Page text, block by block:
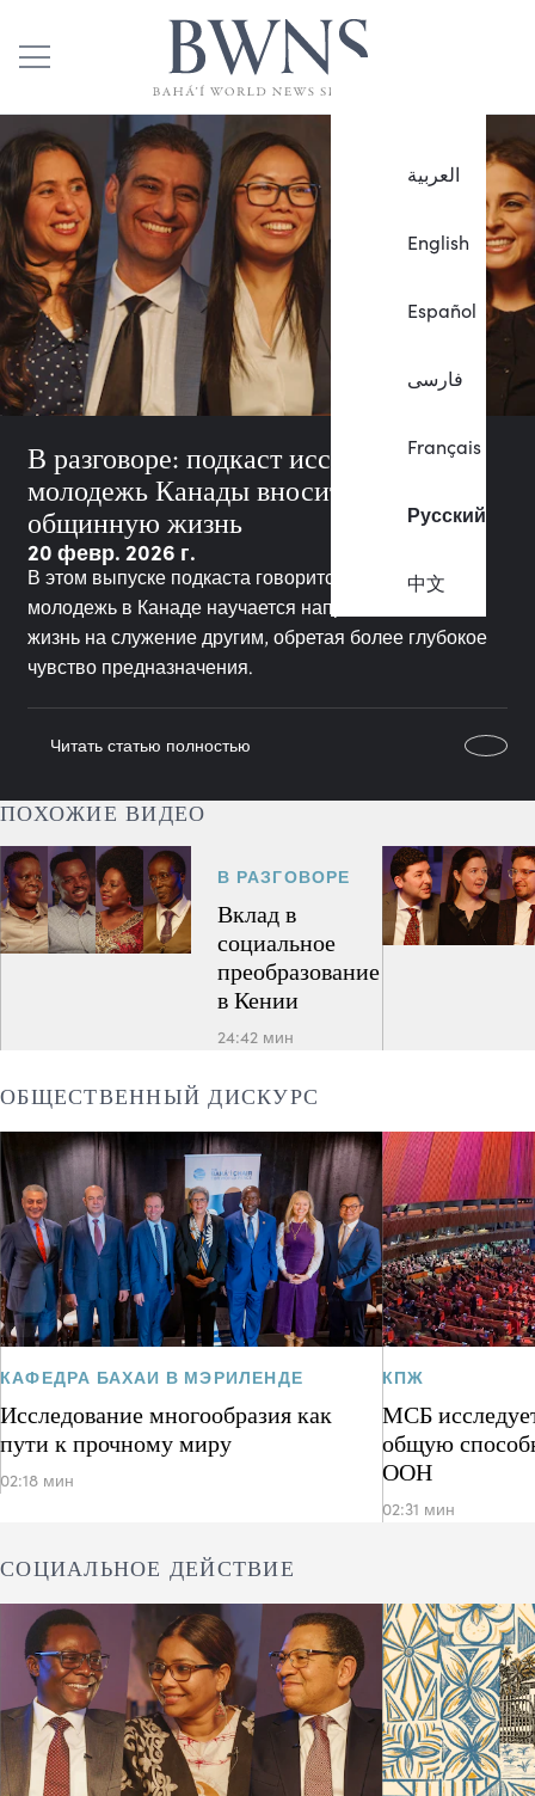
العربية
English
Español
فارسی
Français
Русский
中文
В разговоре: подкаст исследует, как
молодежь Канады вносит вклад в
общинную жизнь
20 февр. 2026 г.
В этом выпуске подкаста говорится о том, как
молодежь в Канаде научается направлять свою
жизнь на служение другим, обретая более глубокое
чувство предназначения.
Читать статью полностью
ПОХОЖИЕ ВИДЕО
В РАЗГОВОРЕ
Вклад в
социальное
преобразование
в Кении
24:42 мин
ОБЩЕСТВЕННЫЙ ДИСКУРС
КАФЕДРА БАХАИ В МЭРИЛЕНДЕ
Исследование многообразия как
пути к прочному миру
02:18 мин
КПЖ
МСБ
общую
ООН
02:31 мин
СОЦИАЛЬНОЕ ДЕЙСТВИЕ